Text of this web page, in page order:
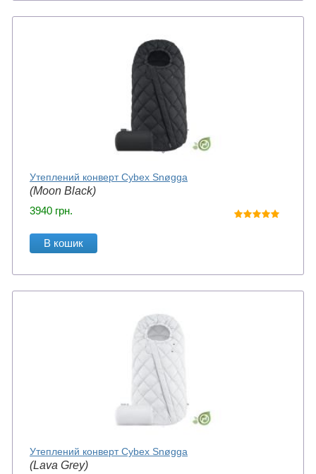
Утеплений конверт Cybex Snøgga
(Moon Black)
3940 грн.
В кошик
Утеплений конверт Cybex Snøgga
(Lava Grey)